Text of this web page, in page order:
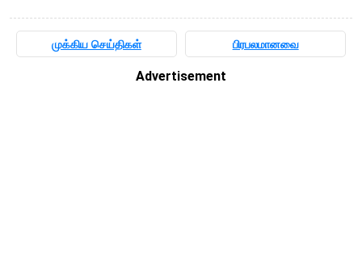
முக்கிய செய்திகள் பிரபலமானவை
Advertisement